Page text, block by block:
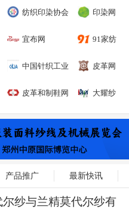
纺织印染协会 印染网
宜布网 91家纺
网
中国针织工业
协会
皮革网
皮革和制鞋网 大耀纱
布商城
产品推广 最新快讯
尔纱与兰精莫代尔纱有